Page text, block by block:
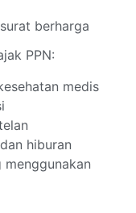
berharga
PPN:
medis
hiburan